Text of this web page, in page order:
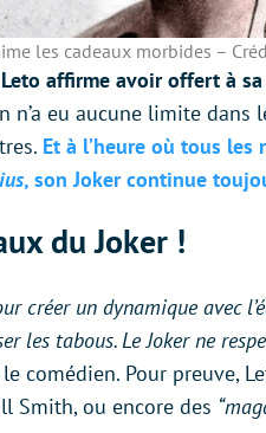
les cadeaux morbides –
Leto affirme avoir offert à
n’a eu aucune limite dans
Et à l’heure où tous les
, son Joker continue
du Joker !
créer un dynamique avec
les tabous. Le Joker ne
comédien. Pour preuve,
Smith, ou encore des